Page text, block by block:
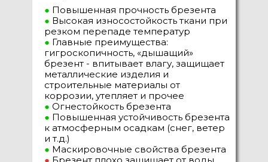
● Повышенная прочность брезента
● Высокая износостойкость ткани при
резком перепаде температур
● Главные преимущества:
гигроскопичность, «дышащий»
брезент - впитывает влагу, защищает
металлические изделия и
строительные материалы от
коррозии, утепляет и прочее
● Огнестойкость брезента
● Повышенная устойчивость брезента
к атмосферным осадкам (снег, ветер
и т.д.)
● Маскировочные свойства брезента